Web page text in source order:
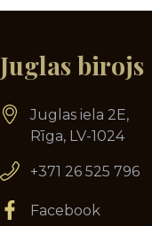
Juglas birojs
Juglas iela 2E,
Rīga, LV-1024
+371 26 525 796
Facebook